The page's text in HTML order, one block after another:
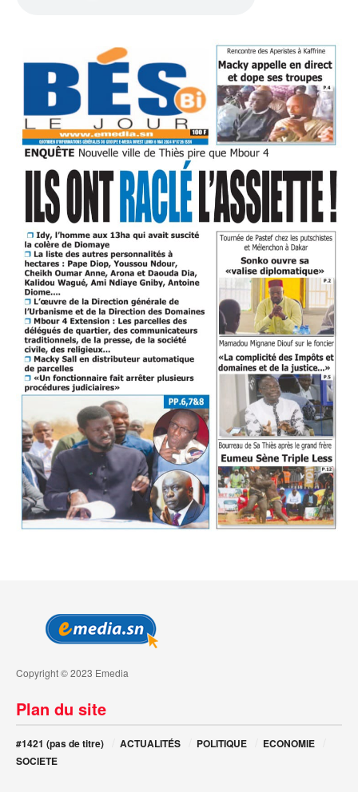
Copyright © 2023 Emedia
Plan du site
#1421 (pas de titre) ACTUALITÉS POLITIQUE
ECONOMIE
SOCIETE